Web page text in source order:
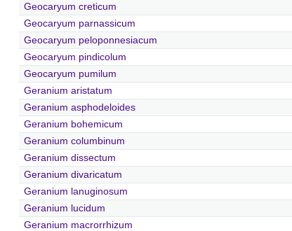
Geocaryum creticum
Geocaryum parnassicum
Geocaryum peloponnesiacum
Geocaryum pindicolum
Geocaryum pumilum
Geranium aristatum
Geranium asphodeloides
Geranium bohemicum
Geranium columbinum
Geranium dissectum
Geranium divaricatum
Geranium lanuginosum
Geranium lucidum
Geranium macrorrhizum